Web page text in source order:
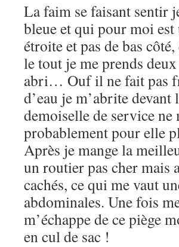
La faim se faisant sentir
bleue et qui pour moi
étroite et pas de bas
le tout je me prends
abri… Ouf il ne fait pas
d’eau je m’abrite
demoiselle de service ne
probablement pour elle
Après je mange la
un routier pas cher mais
cachés, ce qui me vaut
abdominales. Une fois
m’échappe de ce piège
en cul de sac !